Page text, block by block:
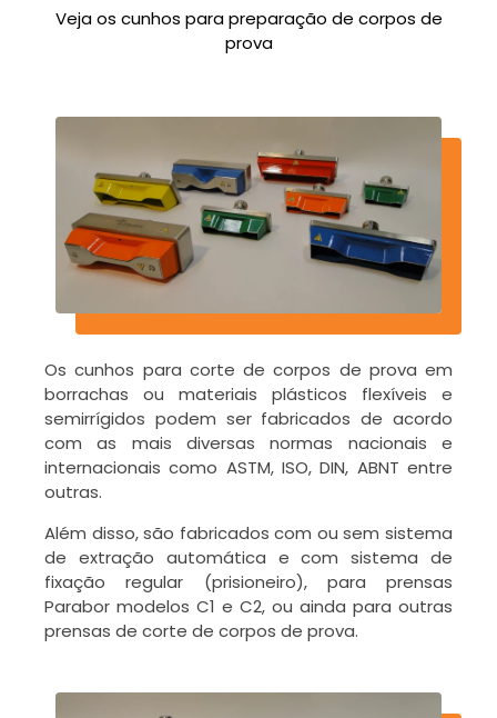
Veja os cunhos para preparação de corpos de
prova
Os cunhos para corte de corpos de prova em
borrachas ou materiais plásticos flexíveis e
semirrígidos podem ser fabricados de acordo
com as mais diversas normas nacionais e
internacionais como ASTM, ISO, DIN, ABNT entre
outras.
Além disso, são fabricados com ou sem sistema
de extração automática e com sistema de
fixação regular (prisioneiro), para prensas
Parabor modelos C1 e C2, ou ainda para outras
prensas de corte de corpos de prova.